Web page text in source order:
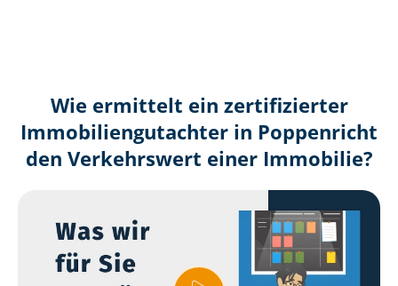
Wie ermittelt ein zertifizierter
Immobilien­gutachter in Poppenricht
den Verkehrswert einer Immobilie?